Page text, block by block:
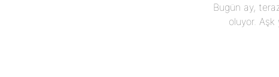
Bugün ay,
oluyor.